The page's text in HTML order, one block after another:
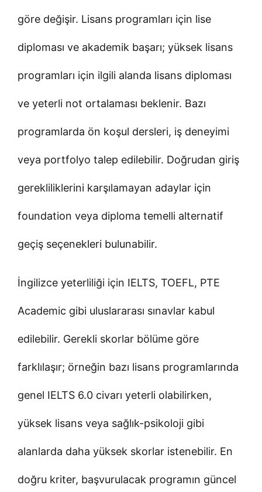
göre değişir. Lisans programları için lise
diploması ve akademik başarı; yüksek lisans
programları için ilgili alanda lisans diploması
ve yeterli not ortalaması beklenir. Bazı
programlarda ön koşul dersleri, iş deneyimi
veya portfolyo talep edilebilir. Doğrudan giriş
gerekliliklerini karşılamayan adaylar için
foundation veya diploma temelli alternatif
geçiş seçenekleri bulunabilir.
İngilizce yeterliliği için IELTS, TOEFL, PTE
Academic gibi uluslararası sınavlar kabul
edilebilir. Gerekli skorlar bölüme göre
farklılaşır; örneğin bazı lisans programlarında
genel IELTS 6.0 civarı yeterli olabilirken,
yüksek lisans veya sağlık-psikoloji gibi
alanlarda daha yüksek skorlar istenebilir. En
doğru kriter, başvurulacak programın güncel